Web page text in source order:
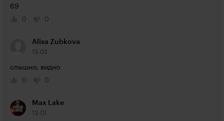
69
0
0
Alisa Zubkova
13:02
слышно, видно
0
0
Max Lake
13:01